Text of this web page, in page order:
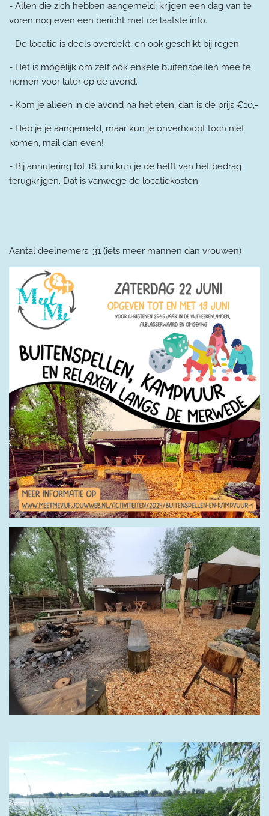
- Allen die zich hebben aangemeld, krijgen een dag van te
voren nog even een bericht met de laatste info.
- De locatie is deels overdekt, en ook geschikt bij regen.
- Het is mogelijk om zelf ook enkele buitenspellen mee te
nemen voor later op de avond.
- Kom je alleen in de avond na het eten, dan is de prijs €10,-
- Heb je je aangemeld, maar kun je onverhoopt toch niet
komen, mail dan even!
- Bij annulering tot 18 juni kun je de helft van het bedrag
terugkrijgen. Dat is vanwege de locatiekosten.
Aantal deelnemers: 31 (iets meer mannen dan vrouwen)